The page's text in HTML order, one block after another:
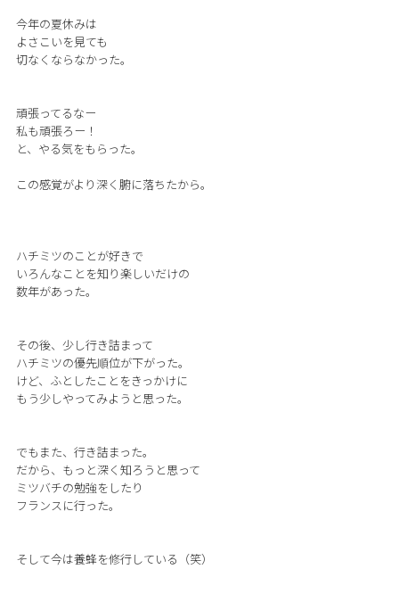
今年の夏休みは
よさこいを見ても
切なくならなかった。
頑張ってるなー
私も頑張ろー！
と、やる気をもらった。
この感覚がより深く腑に落ちたから。
ハチミツのことが好きで
いろんなことを知り楽しいだけの
数年があった。
その後、少し行き詰まって
ハチミツの優先順位が下がった。
けど、ふとしたことをきっかけに
もう少しやってみようと思った。
でもまた、行き詰まった。
だから、もっと深く知ろうと思って
ミツバチの勉強をしたり
フランスに行った。
そして今は養蜂を修行している（笑）